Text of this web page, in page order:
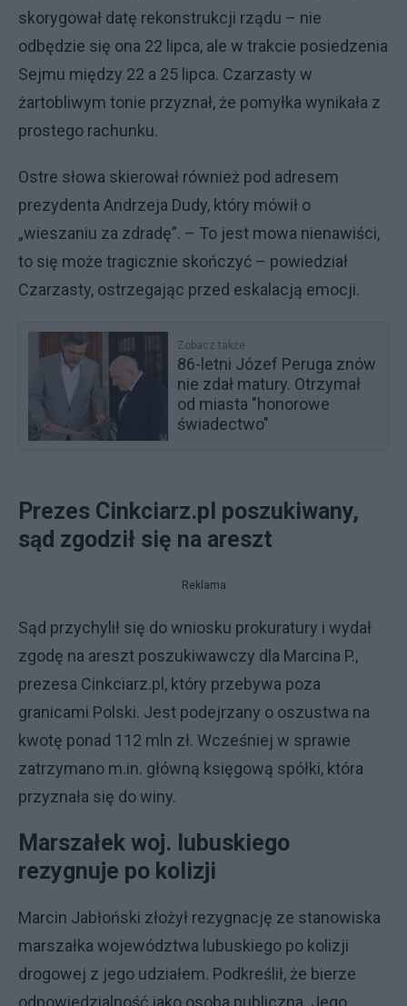
skorygował datę rekonstrukcji rządu – nie
odbędzie się ona 22 lipca, ale w trakcie posiedzenia
Sejmu między 22 a 25 lipca. Czarzasty w
żartobliwym tonie przyznał, że pomyłka wynikała z
prostego rachunku.
Ostre słowa skierował również pod adresem
prezydenta Andrzeja Dudy, który mówił o
„wieszaniu za zdradę”. – To jest mowa nienawiści,
to się może tragicznie skończyć – powiedział
Czarzasty, ostrzegając przed eskalacją emocji.
Zobacz także
86-letni Józef Peruga znów
nie zdał matury. Otrzymał
od miasta "honorowe
świadectwo"
Prezes Cinkciarz.pl poszukiwany,
sąd zgodził się na areszt
Reklama
Sąd przychylił się do wniosku prokuratury i wydał
zgodę na areszt poszukiwawczy dla Marcina P.,
prezesa Cinkciarz.pl, który przebywa poza
granicami Polski. Jest podejrzany o oszustwa na
kwotę ponad 112 mln zł. Wcześniej w sprawie
zatrzymano m.in. główną księgową spółki, która
przyznała się do winy.
Marszałek woj. lubuskiego
rezygnuje po kolizji
Marcin Jabłoński złożył rezygnację ze stanowiska
marszałka województwa lubuskiego po kolizji
drogowej z jego udziałem. Podkreślił, że bierze
odpowiedzialność jako osoba publiczna. Jego